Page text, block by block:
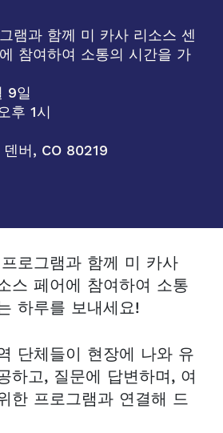
램과 함께 미 카사 리소스 센
참여하여 소통의 시간을 가
9일
후 1시
버, CO 80219
로그램과 함께 미 카사
스 페어에 참여하여 소통
하루를 보내세요!
단체들이 현장에 나와 유
하고, 질문에 답변하며, 여
한 프로그램과 연결해 드